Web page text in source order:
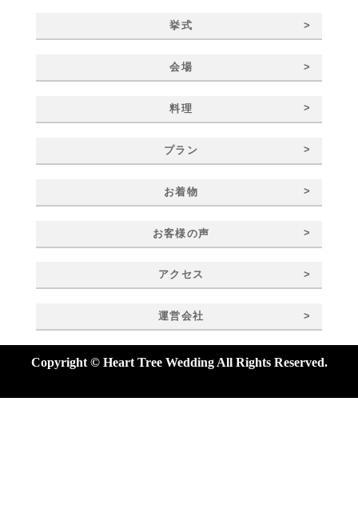
挙式 >
会場 >
料理 >
プラン >
お着物 >
お客様の声 >
アクセス >
運営会社 >
Copyright © Heart Tree Wedding All Rights Reserved.